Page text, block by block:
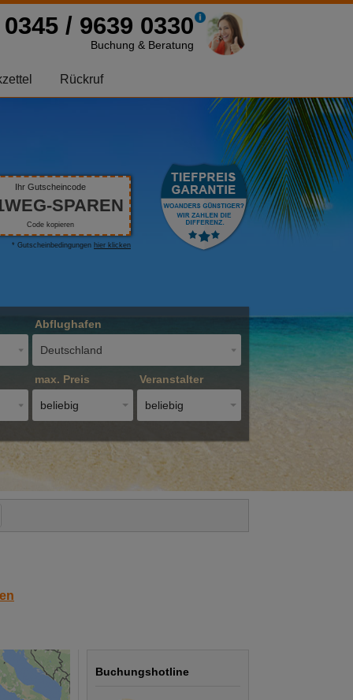
0345 / 9639 0330
Buchung & Beratung
Rückruf
Ihr Gutscheincode
SPAREN
Code kopieren
* Gutscheinbedingungen hier klicken
Abflughafen
Deutschland
max. Preis
beliebig
Veranstalter
beliebig
Buchungshotline